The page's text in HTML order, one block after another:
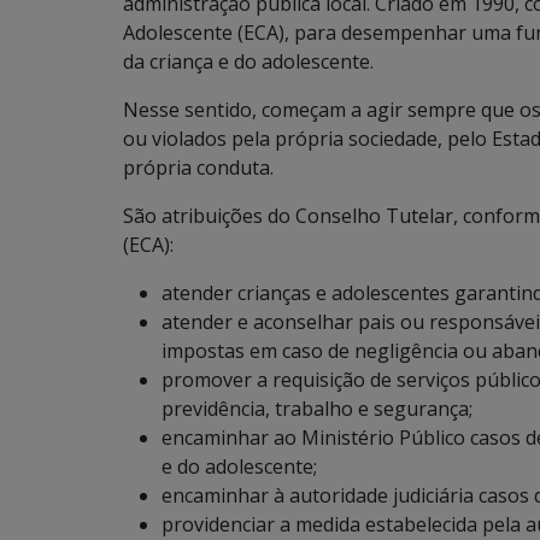
Adolescente (ECA), para desempenhar uma
da criança e do adolescente.
Nesse sentido, começam a agir sempre que
ou violados pela própria sociedade, pelo
própria conduta.
São atribuições do Conselho Tutelar,
(ECA):
atender crianças e adolescentes
atender e aconselhar pais ou
impostas em caso de negligência ou
promover a requisição de serviços
previdência, trabalho e segurança;
encaminhar ao Ministério Público casos
e do adolescente;
encaminhar à autoridade judiciária casos
providenciar a medida estabelecida pela